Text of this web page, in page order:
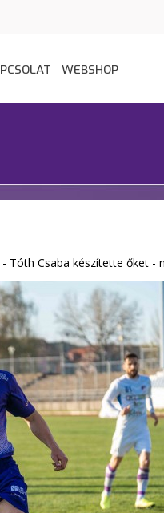
WEBSHOP
Tóth Csaba készítette őket -